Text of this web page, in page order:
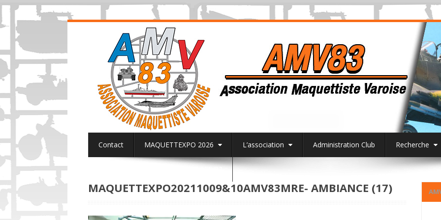
Contact MAQUETTEXPO 2026 L’association Administration Club Recherche
MAQUETTEXPO20211009&10AMV83MRE- AMBIANCE (17)